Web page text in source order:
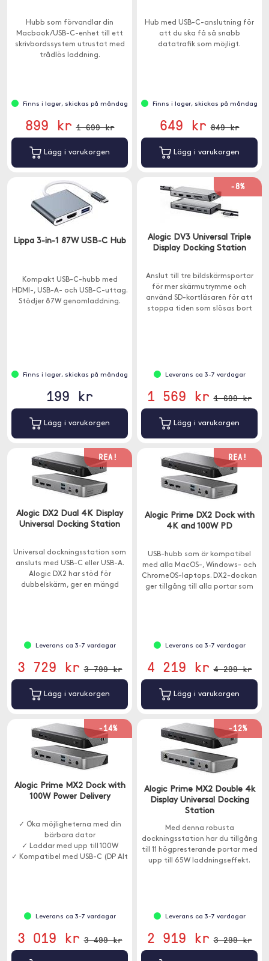
Hubb som förvandlar din
Macbook/USB-C-enhet till ett
skrivbordssystem utrustat med
trådlös laddning.
Finns i lager, skickas på måndag
899 kr 1 699 kr
Lägg i varukorgen
Hub med USB-C-anslutning för
att du ska få så snabb
datatrafik som möjligt.
Finns i lager, skickas på måndag
649 kr 849 kr
Lägg i varukorgen
Lippa 3-in-1 87W USB-C Hub
Kompakt USB-C-hubb med
HDMI-, USB-A- och USB-C-uttag.
Stödjer 87W genomladdning.
Finns i lager, skickas på måndag
199 kr
Lägg i varukorgen
-8%
Alogic DV3 Universal Triple
Display Docking Station
Anslut till tre bildskärmsportar
för mer skärmutrymme och
använd SD-kortläsaren för att
stoppa tiden som slösas bort
Leverans ca 3-7 vardagar
1 569 kr 1 699 kr
Lägg i varukorgen
REA!
Alogic DX2 Dual 4K Display
Universal Docking Station
Universal dockningsstation som
ansluts med USB-C eller USB-A.
Alogic DX2 har stöd för
dubbelskärm, ger en mängd
Leverans ca 3-7 vardagar
3 729 kr 3 799 kr
Lägg i varukorgen
REA!
Alogic Prime DX2 Dock with
4K and 100W PD
USB-hubb som är kompatibel
med alla MacOS-, Windows- och
ChromeOS-laptops. DX2-dockan
ger tillgång till alla portar som
Leverans ca 3-7 vardagar
4 219 kr 4 299 kr
Lägg i varukorgen
-14%
Alogic Prime MX2 Dock with
100W Power Delivery
✓ Öka möjligheterna med din
bärbara dator
✓ Laddar med upp till 100W
✓ Kompatibel med USB-C (DP Alt
Leverans ca 3-7 vardagar
3 019 kr 3 499 kr
-12%
Alogic Prime MX2 Double 4k
Display Universal Docking
Station
Med denna robusta
dockningsstation har du tillgång
till 11 högpresterande portar med
upp till 65W laddningseffekt.
Leverans ca 3-7 vardagar
2 919 kr 3 299 kr